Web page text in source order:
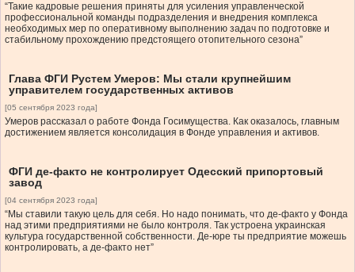
“Такие кадровые решения приняты для усиления управленческой
профессиональной команды подразделения и внедрения комплекса
необходимых мер по оперативному выполнению задач по подготовке и
стабильному прохождению предстоящего отопительного сезона”
Глава ФГИ Рустем Умеров: Мы стали крупнейшим
управителем государственных активов
[05 сентября 2023 года]
Умеров рассказал о работе Фонда Госимущества. Как оказалось, главным
достижением является консолидация в Фонде управления и активов.
ФГИ де-факто не контролирует Одесский припортовый
завод
[04 сентября 2023 года]
“Мы ставили такую цель для себя. Но надо понимать, что де-факто у Фонда
над этими предприятиями не было контроля. Так устроена украинская
культура государственной собственности. Де-юре ты предприятие можешь
контролировать, а де-факто нет”